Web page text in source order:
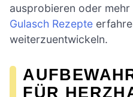
ausprobieren oder mehr
Gulasch Rezepte
weiterzuentwickeln.
FÜR